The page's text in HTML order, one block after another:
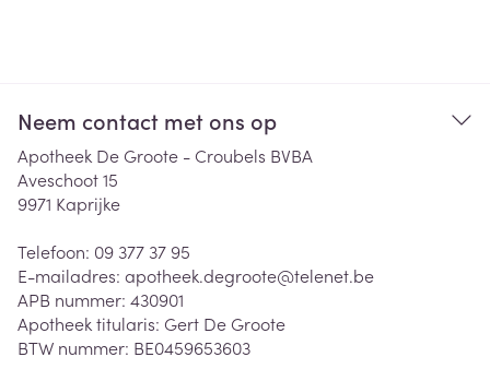
Neem contact met ons op
Apotheek De Groote - Croubels BVBA
Aveschoot 15
9971 Kaprijke
Telefoon: 09 377 37 95
E-mailadres: apotheek.degroote@telenet.be
APB nummer: 430901
Apotheek titularis: Gert De Groote
BTW nummer: BE0459653603